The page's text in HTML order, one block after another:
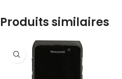
Produits similaires